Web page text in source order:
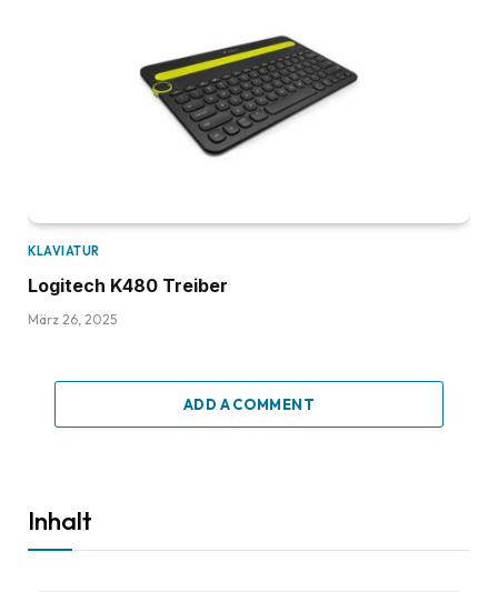
KLAVIATUR
Logitech K480 Treiber
März 26, 2025
ADD A COMMENT
Inhalt